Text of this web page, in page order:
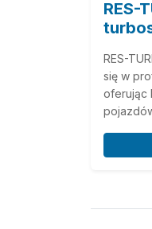
RES-
RES-
się w
oferując